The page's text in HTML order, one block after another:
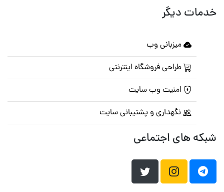
خدمات دیگر
میزبانی وب
طراحی فروشگاه اینترنتی
امنیت وب سایت
نگهداری و پشتیبانی سایت
شبکه های اجتماعی